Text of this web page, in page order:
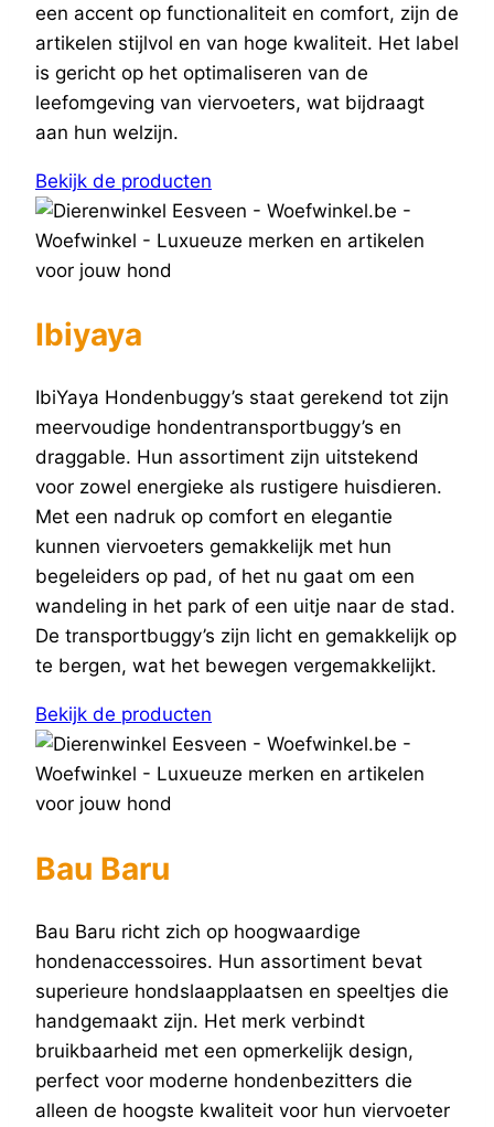
een accent op functionaliteit en comfort, zijn de
artikelen stijlvol en van hoge kwaliteit. Het label
is gericht op het optimaliseren van de
leefomgeving van viervoeters, wat bijdraagt
aan hun welzijn.
Bekijk de producten
Ibiyaya
IbiYaya Hondenbuggy’s staat gerekend tot zijn
meervoudige hondentransportbuggy’s en
draggable. Hun assortiment zijn uitstekend
voor zowel energieke als rustigere huisdieren.
Met een nadruk op comfort en elegantie
kunnen viervoeters gemakkelijk met hun
begeleiders op pad, of het nu gaat om een
wandeling in het park of een uitje naar de stad.
De transportbuggy’s zijn licht en gemakkelijk op
te bergen, wat het bewegen vergemakkelijkt.
Bekijk de producten
Bau Baru
Bau Baru richt zich op hoogwaardige
hondenaccessoires. Hun assortiment bevat
superieure hondslaapplaatsen en speeltjes die
handgemaakt zijn. Het merk verbindt
bruikbaarheid met een opmerkelijk design,
perfect voor moderne hondenbezitters die
alleen de hoogste kwaliteit voor hun viervoeter